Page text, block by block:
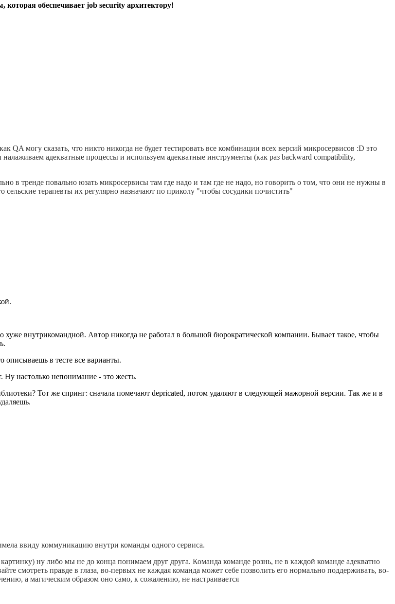
которая обеспечивает job security архитектору!
QA могу сказать, что никто никогда не будет тестировать все комбинации всех версий микросервисов :D это
адекватные процессы и используем адекватные инструменты (как раз backward compatibility,
в тренде повально юзать микросервисы там где надо и там где не надо, но говорить о том, что они не нужны в
терапевты их регулярно назначают по приколу "чтобы сосудики почистить"
внутрикомандной. Автор никогда не работал в большой бюрократической компании. Бывает такое, чтобы
описываешь в тесте все варианты.
настолько непонимание - это жесть.
Тот же спринг: сначала помечают depricated, потом удаляют в следующей мажорной версии. Так же и в
ввиду коммуникацию внутри команды одного сервиса.
ну либо мы не до конца понимаем друг друга. Команда команде рознь, не в каждой команде адекватно
смотреть правде в глаза, во-первых не каждая команда может себе позволить его нормально поддерживать, во-
а магическим образом оно само, к сожалению, не настраивается